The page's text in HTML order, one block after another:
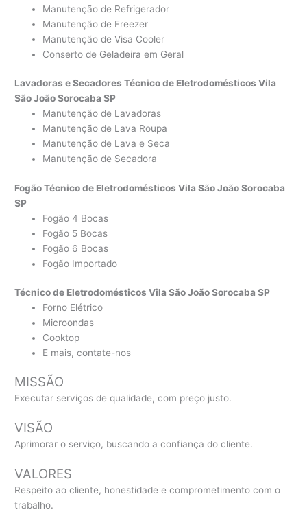
Manutenção de Refrigerador
Manutenção de Freezer
Manutenção de Visa Cooler
Conserto de Geladeira em Geral
Lavadoras e Secadores Técnico de Eletrodomésticos Vila
São João Sorocaba SP
Manutenção de Lavadoras
Manutenção de Lava Roupa
Manutenção de Lava e Seca
Manutenção de Secadora
Fogão Técnico de Eletrodomésticos Vila São João Sorocaba
SP
Fogão 4 Bocas
Fogão 5 Bocas
Fogão 6 Bocas
Fogão Importado
Técnico de Eletrodomésticos Vila São João Sorocaba SP
Forno Elétrico
Microondas
Cooktop
E mais, contate-nos
MISSÃO
Executar serviços de qualidade, com preço justo.
VISÃO
Aprimorar o serviço, buscando a confiança do cliente.
VALORES
Respeito ao cliente, honestidade e comprometimento com o
trabalho.